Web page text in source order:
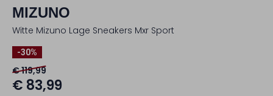
MIZUNO
Witte Mizuno Lage Sneakers Mxr Sport
-30%
€ 119,99
€ 83,99